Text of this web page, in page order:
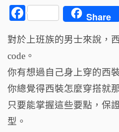
F
c
e
b
o
o
Share
對於上班族的男士來說，
code。
你有想過自己身上穿的西
你總覺得西裝怎麼穿搭就
只要能掌握這些要點，保
型。